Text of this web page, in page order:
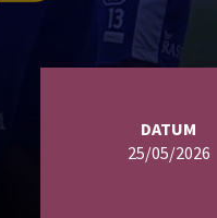
DATUM
25/05/2026